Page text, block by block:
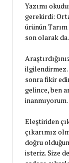
Yazımı
gerekirdi:
ürünün Tarım
son olarak
ilgilendirmez.
sonra fikir
gelince, ben
inanmıyorum.
Eleştiriden
çıkarımız
doğru
isteriz. Size